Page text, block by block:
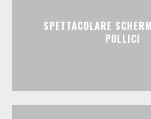
SPETTACOLARE
POLLICI